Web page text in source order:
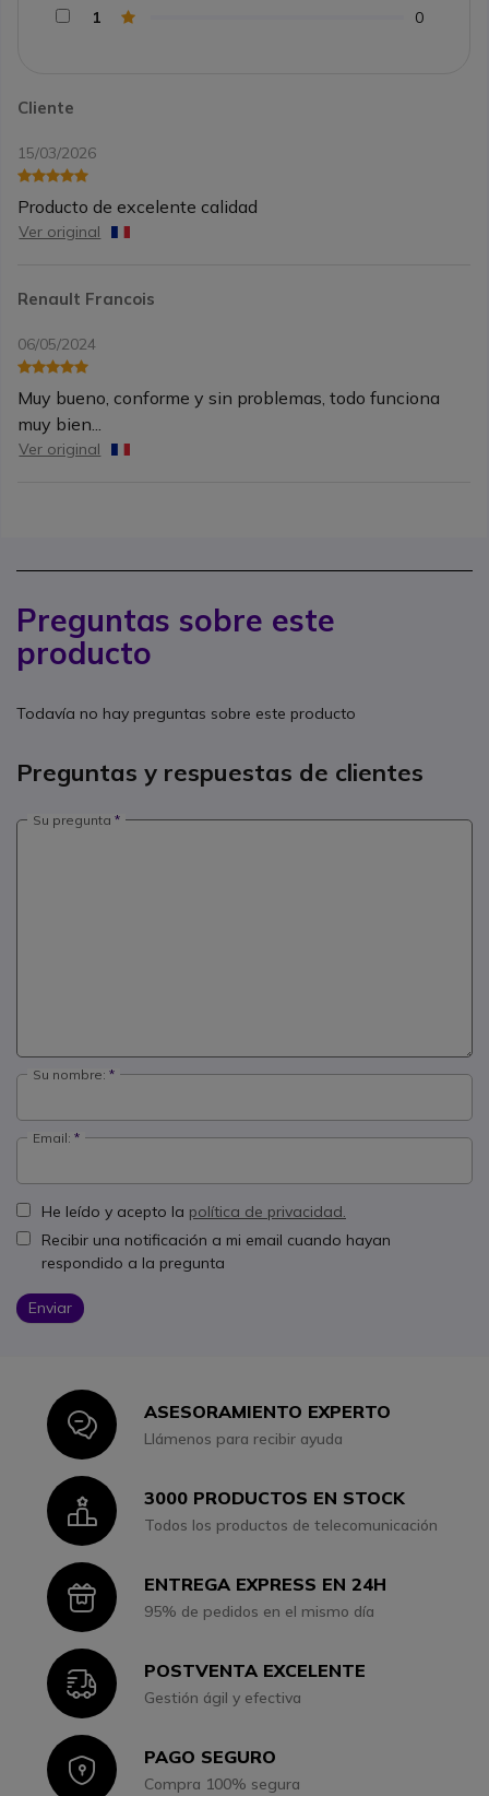
Cliente
15/03/2026
Producto de excelente calidad
Ver original
Renault Francois
06/05/2024
Muy bueno, conforme y sin problemas, todo funciona
muy bien...
Ver original
1 0
Preguntas sobre este
producto
Todavía no hay preguntas sobre este producto
Preguntas y respuestas de clientes
Su pregunta
Su nombre:
Email:
He leído y acepto la política de privacidad.
Recibir una notificación a mi email cuando hayan
respondido a la pregunta
Enviar
IconASESORAMIENTO EXPERTO
Llámenos para recibir ayuda
Icon3000 PRODUCTOS EN STOCK
Todos los productos de telecomunicación
IconENTREGA EXPRESS EN 24H
95% de pedidos en el mismo día
IconPOSTVENTA EXCELENTE
Gestión ágil y efectiva
IconPAGO SEGURO
Compra 100% segura